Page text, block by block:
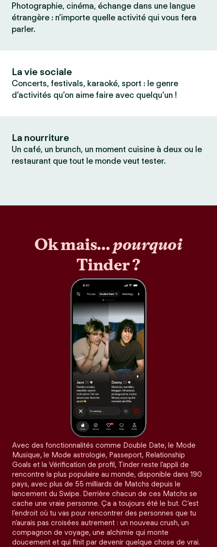
Photographie, cinéma, échange dans une langue
étrangère : n’importe quelle activité qui vous fera
parler.
La vie sociale
Concerts, festivals, karaoké, sport : le genre
d’activités qu’on aime faire avec quelqu’un !
La nourriture
Un café, un brunch, un moment cuisine à deux ou le
restaurant que tout le monde veut tester.
Ok mais…pourquoi
Tinder ?
Avec des fonctionnalités comme Double Date, le Mode
Musique, le Mode astrologie, Passeport, Relationship
Goals et la Vérification de profil, Tinder reste l'appli de
rencontre la plus populaire au monde, disponible dans 190
pays, avec plus de 55 milliards de Matchs depuis le
lancement du Swipe. Derrière chacun de ces Matchs se
cache une vraie personne. Ça a toujours été le but. C’est
l’endroit où tu vas pour rencontrer des personnes que tu
n’aurais pas croisées autrement : un nouveau crush, un
compagnon de voyage, une alchimie qui monte
doucement et qui finit par devenir quelque chose de vrai.